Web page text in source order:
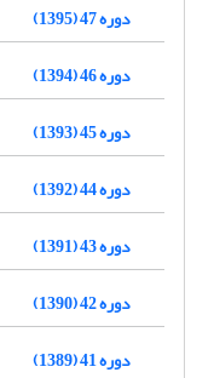
دوره 47 (1395)
دوره 46 (1394)
دوره 45 (1393)
دوره 44 (1392)
دوره 43 (1391)
دوره 42 (1390)
دوره 41 (1389)